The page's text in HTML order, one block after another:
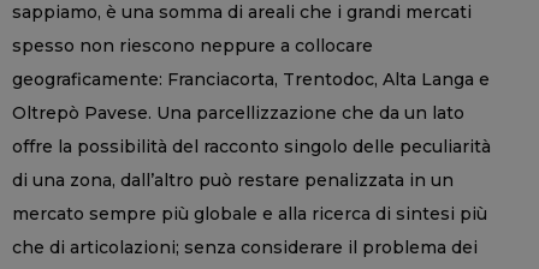
sappiamo, è una somma di areali che i grandi mercati
spesso non riescono neppure a collocare
geograficamente: Franciacorta, Trentodoc, Alta Langa e
Oltrepò Pavese. Una parcellizzazione che da un lato
offre la possibilità del racconto singolo delle peculiarità
di una zona, dall’altro può restare penalizzata in un
mercato sempre più globale e alla ricerca di sintesi più
che di articolazioni; senza considerare il problema dei